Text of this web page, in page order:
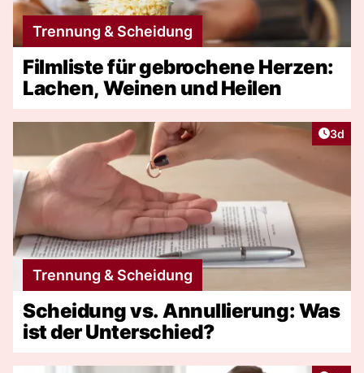
Trennung & Scheidung
Filmliste für gebrochene Herzen:
Lachen, Weinen und Heilen
3d
Trennung & Scheidung
Scheidung vs. Annullierung: Was
ist der Unterschied?